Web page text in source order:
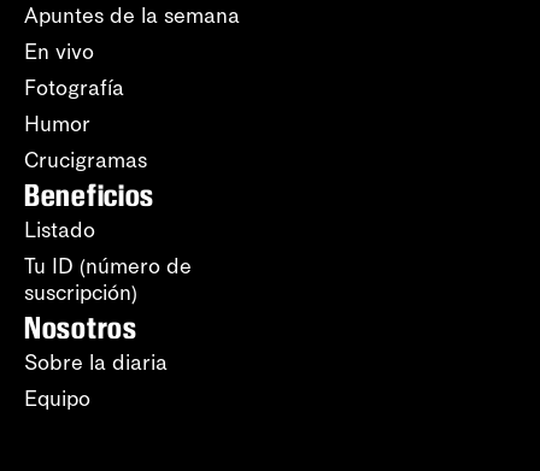
Apuntes de la semana
En vivo
Fotografía
Humor
Crucigramas
Beneficios
Listado
Tu ID (número de
suscripción)
Nosotros
Sobre la diaria
Equipo